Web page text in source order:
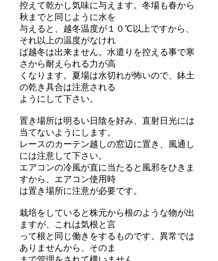
控えて乾かし気味に与えます。冬場も春から
秋までと同じように水を
与えると、越冬温度が１０℃以上ですから、
それ以上の温度がなけれ
ば越冬は出来ません。水遣りを控える事で寒
さから耐えられる力が高
くなります。夏場は水切れが怖いので、鉢土
の乾き具合は注意される
ようにして下さい。
置き場所は明るい日陰を好み、直射日光には
当てないようにします。
レースのカーテン越しの窓辺に置き、風通し
には注意して下さい。
エアコンの冷風が直に当たると風邪をひきま
すから、エアコン使用時
は置き場所に注意が必要です。
栽培をしていると株元から根のような物が出
ますが、これは気根と言
って根と同じ働きをするものです。異常では
ありませんから、そのま